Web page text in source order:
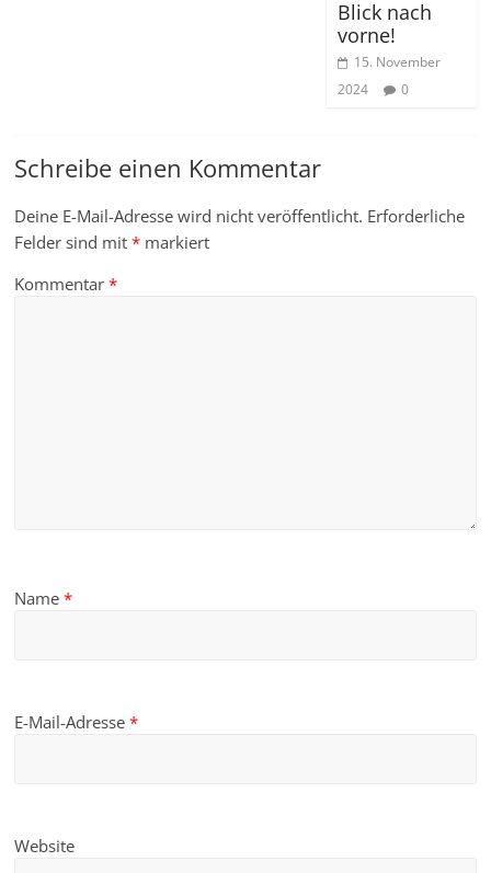
Blick nach
vorne!
15. November
2024
0
Schreibe einen Kommentar
Deine E-Mail-Adresse wird nicht veröffentlicht. Erforderliche
Felder sind mit* markiert
Kommentar*
Name*
E-Mail-Adresse*
Website